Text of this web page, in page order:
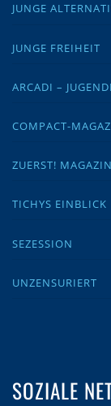
JUNGE
JUNGE FREIHEIT
ARCADI –
COMPACT-
ZUERST! MAGAZIN
TICHYS EINBLICK
SEZESSION
UNZENSURIERT
SOZIALE